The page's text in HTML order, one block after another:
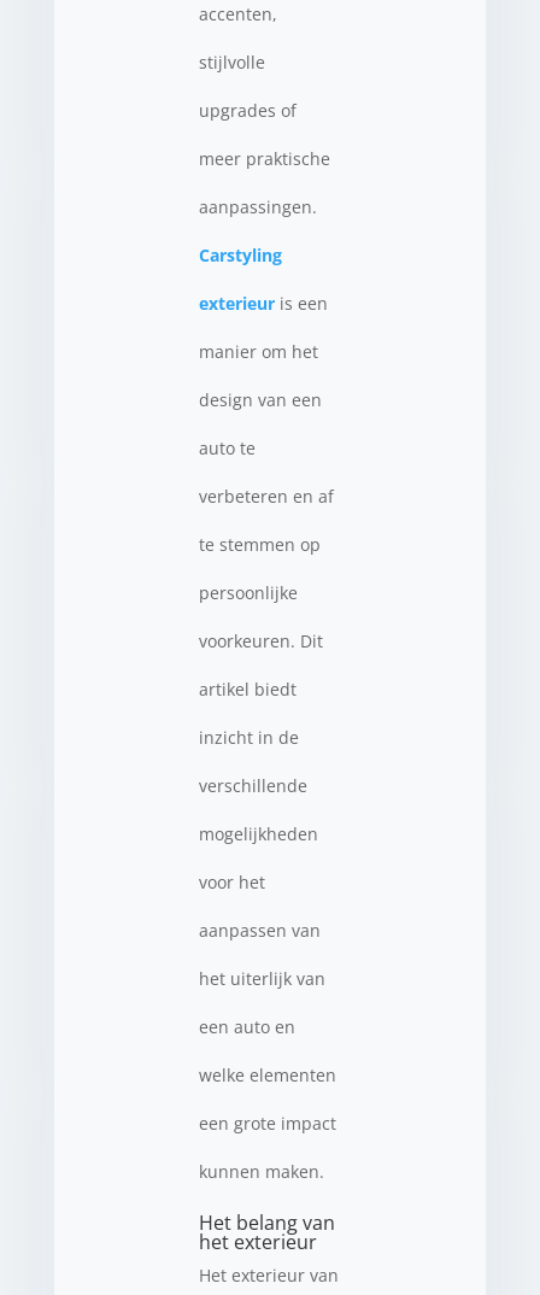
accenten,
stijlvolle
upgrades of
meer praktische
aanpassingen.
Carstyling
exterieuris een
manier om het
design van een
auto te
verbeteren en af
te stemmen op
persoonlijke
voorkeuren. Dit
artikel biedt
inzicht in de
verschillende
mogelijkheden
voor het
aanpassen van
het uiterlijk van
een auto en
welke elementen
een grote impact
kunnen maken.
Het belang van
het exterieur
Het exterieur van